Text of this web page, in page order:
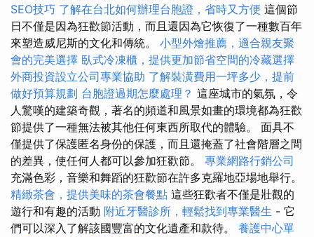
SEO技巧 了解在台北如何辦理台胞證，省時又方便 這個節
日不僅是因為狂歡節活動，而且還因為它恢復了一種數百年
來塑造威尼斯的文化和傳統。 小型外燴推薦，適合親友聚
會的完美選擇 臥式冷凍櫃，提供更加節省空間的冷藏選擇
外商投資設立公司專業協助 了解裝潢費用一坪多少，提前
做好預算規劃 台胞證過期怎麼處理？ 這座城市的氣氛，令
人驚嘆的建築奇觀，著名的頻道和風景如畫的環境都為狂歡
節提供了一種無法被其他任何東西所取代的體驗。 面具不
僅提供了保護匿名身份的保護，而且還掩蓋了社會階層之間
的差異，使任何人都可以參加狂歡節。 專業網路行銷公司
充滿色彩，音樂和舞蹈的狂歡節在許多克羅地亞場地舉行。
精緻茶會，提供美味的茶會餐點 這些狂歡者不僅是壯觀的
遊行和有趣的活動 附近牙醫診所，輕鬆找到專業醫生 - 它
們可以深入了解該國豐富的文化遺產和款待。 養護中心單